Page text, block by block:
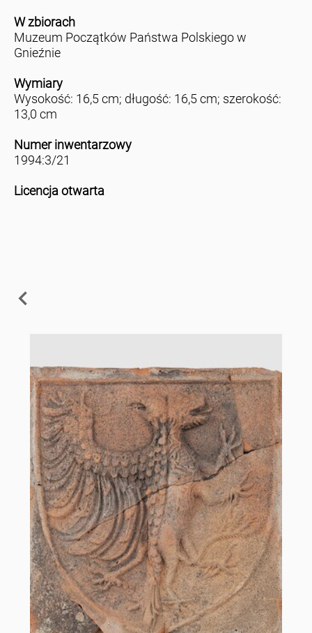
W zbiorach
Muzeum Początków Państwa Polskiego w
Gnieźnie
Wymiary
Wysokość: 16,5 cm; długość: 16,5 cm; szerokość:
13,0 cm
Numer inwentarzowy
1994:3/21
Licencja otwarta